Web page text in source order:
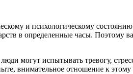
и психологическому
в определенные часы. Поэтому
могут испытывать тревогу,
внимательное отношение к этому